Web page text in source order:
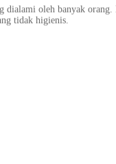
dialami oleh banyak
tidak higienis.